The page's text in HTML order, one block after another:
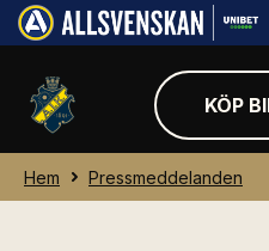
KÖP
Hem Pressmeddelanden